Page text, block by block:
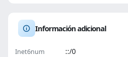
Información adicional
Inet6num ::/0